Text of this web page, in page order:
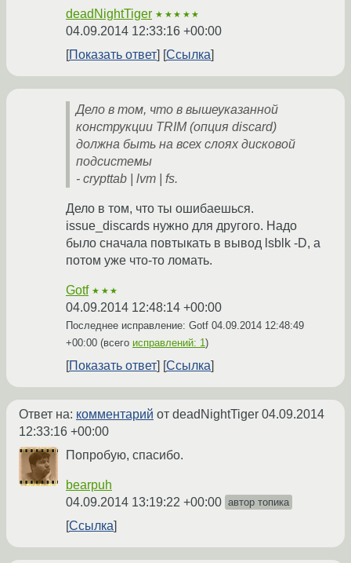
deadNightTiger ★★★★★
04.09.2014 12:33:16 +00:00
Показать ответ
Ссылка
Дело в том, что в вышеуказанной
конструкции TRIM (опция discard)
должна быть на всех слоях дисковой
подсистемы
- crypttab | lvm | fs.
Дело в том, что ты ошибаешься.
issue_discards нужно для другого. Надо
было сначала повтыкать в вывод lsblk -D, а
потом уже что-то ломать.
Gotf ★★★
04.09.2014 12:48:14 +00:00
Последнее исправление: Gotf 04.09.2014 12:48:49
+00:00 (всего исправлений: 1)
Показать ответ Ссылка
Ответ на: комментарий от deadNightTiger 04.09.2014
12:33:16 +00:00
Попробую, спасибо.
bearpuh
04.09.2014 13:19:22 +00:00 автор топика
Ссылка